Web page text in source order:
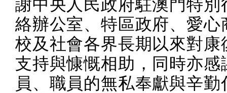
謝中央人民政府駐澳門特別
絡辦公室、特區政府、愛心
校及社會各界長期以來對康
支持與慷慨相助，同時亦感
員、職員的無私奉獻與辛勤